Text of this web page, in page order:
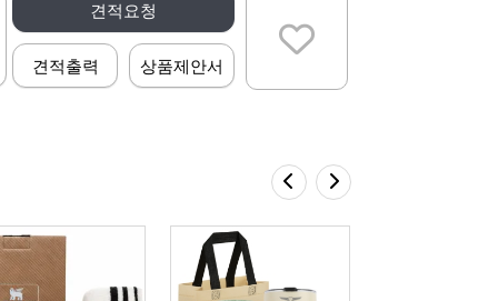
견적요청
견적출력 상품제안서